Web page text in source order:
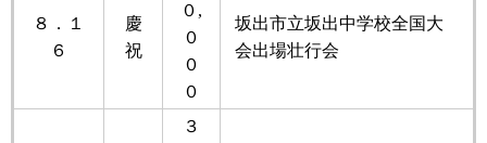
８．１
６
慶
祝
０,
０
０
０
坂出市立坂出中学校全国大
会出場壮行会
３